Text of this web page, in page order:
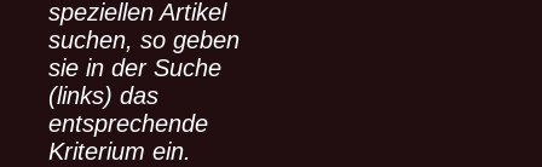
n
a
c
h
:
speziellen Artikel
suchen, so geben
sie in der Suche
(links) das
entsprechende
Kriterium ein.